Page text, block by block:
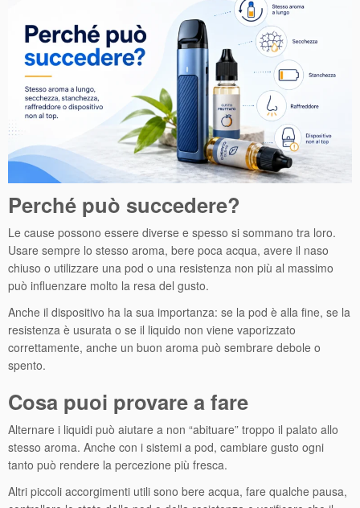
Perché può succedere?
Le cause possono essere diverse e spesso si sommano tra loro.
Usare sempre lo stesso aroma, bere poca acqua, avere il naso
chiuso o utilizzare una pod o una resistenza non più al massimo
può influenzare molto la resa del gusto.
Anche il dispositivo ha la sua importanza: se la pod è alla fine, se la
resistenza è usurata o se il liquido non viene vaporizzato
correttamente, anche un buon aroma può sembrare debole o
spento.
Cosa puoi provare a fare
Alternare i liquidi può aiutare a non “abituare” troppo il palato allo
stesso aroma. Anche con i sistemi a pod, cambiare gusto ogni
tanto può rendere la percezione più fresca.
Altri piccoli accorgimenti utili sono bere acqua, fare qualche pausa,